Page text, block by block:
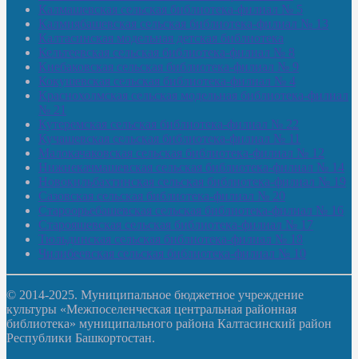
Калмашевская сельская библиотека-филиал № 5
Калмиябашевская сельская библиотека-филиал № 13
Калтасинская модельная детская библиотека
Кельтеевская сельская библиотека-филиал № 8
Киебаковская сельская библиотека-филиал № 9
Кокушевская сельская библиотека-филиал № 4
Краснохолмская сельская модельная библиотека-филиал
№ 21
Кутеремская сельская библиотека-филиал № 22
Кучашевская сельская библиотека-филиал № 11
Малокачаковская сельская библиотека-филиал № 12
Нижнекачмашевская сельская библиотека-филиал № 14
Новокильбахтинская сельская библиотека-филиал № 19
Сазовская сельская библиотека-филиал № 20
Староорьебашевская сельская библиотека-филиал № 16
Старояшевская сельская библиотека-филиал № 17
Тюльдинская сельская библиотека-филиал № 18
Чилибеевская сельская библиотека-филиал № 10
© 2014-2025. Муниципальное бюджетное учреждение
культуры «Межпоселенческая центральная районная
библиотека» муниципального района Калтасинский район
Республики Башкортостан.